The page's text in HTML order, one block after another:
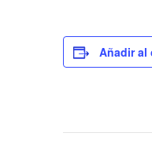
Añadir al